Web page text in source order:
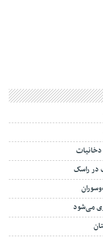
در راسک
می‌شود